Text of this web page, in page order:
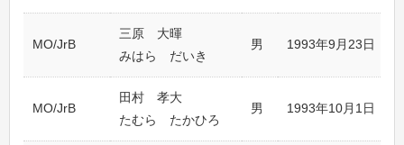
MO/JrB
三原 大暉
みはら だいき
男 1993年9月23日
MO/JrB
田村 孝大
たむら たかひろ
男 1993年10月1日